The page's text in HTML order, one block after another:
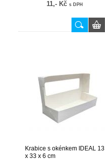
11,- Kč s DPH
Krabice s okénkem IDEAL 13
x 33 x 6 cm